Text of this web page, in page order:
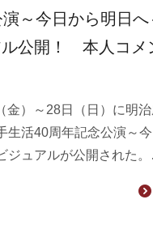
～今日から明日へ
ル公開！ 本人コメ
金）～28日（日）に明
生活40周年記念公演～
ジュアルが公開された